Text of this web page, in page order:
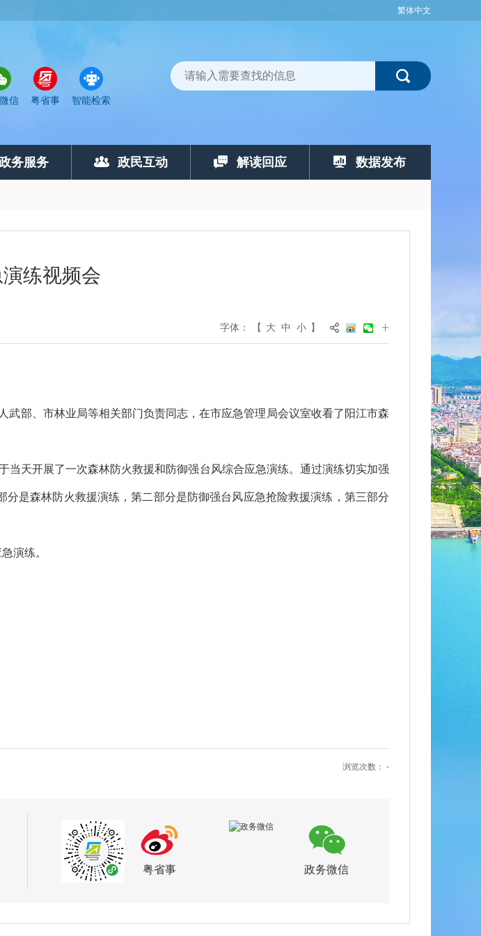
繁体中文
信 粤省事 智能检索
务服务 政民互动 解读回应 数据发布
练视频会
字体： 【 大 中 小 】
部、市林业局等相关部门负责同志，在市应急管理局会议室收看了阳江市森
当天开展了一次森林防火救援和防御强台风综合应急演练。通过演练切实加强
是森林防火救援演练，第二部分是防御强台风应急抢险救援演练，第三部分
演练。
浏览次数： -
粤省事
政务微信